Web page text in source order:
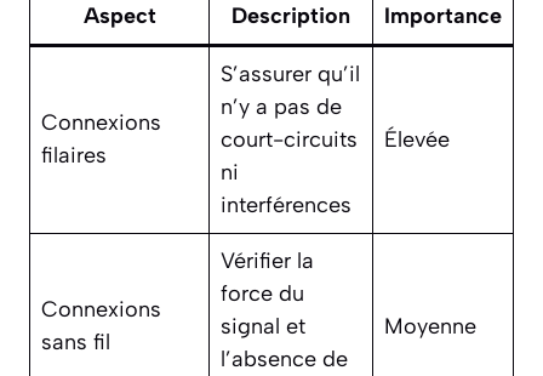
Aspect Description Importance
Connexions
filaires
S’assurer qu’il
n’y a pas de
court-circuits
ni
interférences
Élevée
Connexions
sans fil
Vérifier la
force du
signal et
l’absence de
Moyenne